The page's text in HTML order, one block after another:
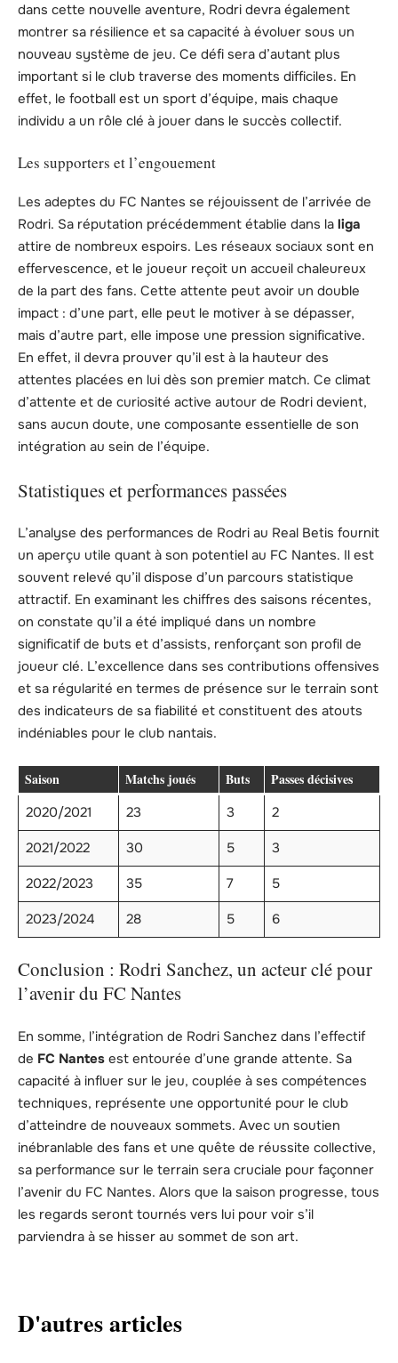
dans cette nouvelle aventure, Rodri devra également
montrer sa résilience et sa capacité à évoluer sous un
nouveau système de jeu. Ce défi sera d’autant plus
important si le club traverse des moments difficiles. En
effet, le football est un sport d’équipe, mais chaque
individu a un rôle clé à jouer dans le succès collectif.
Les supporters et l’engouement
Les adeptes du FC Nantes se réjouissent de l’arrivée de
Rodri. Sa réputation précédemment établie dans la liga
attire de nombreux espoirs. Les réseaux sociaux sont en
effervescence, et le joueur reçoit un accueil chaleureux
de la part des fans. Cette attente peut avoir un double
impact : d’une part, elle peut le motiver à se dépasser,
mais d’autre part, elle impose une pression significative.
En effet, il devra prouver qu’il est à la hauteur des
attentes placées en lui dès son premier match. Ce climat
d’attente et de curiosité active autour de Rodri devient,
sans aucun doute, une composante essentielle de son
intégration au sein de l’équipe.
Statistiques et performances passées
L’analyse des performances de Rodri au Real Betis fournit
un aperçu utile quant à son potentiel au FC Nantes. Il est
souvent relevé qu’il dispose d’un parcours statistique
attractif. En examinant les chiffres des saisons récentes,
on constate qu’il a été impliqué dans un nombre
significatif de buts et d’assists, renforçant son profil de
joueur clé. L’excellence dans ses contributions offensives
et sa régularité en termes de présence sur le terrain sont
des indicateurs de sa fiabilité et constituent des atouts
indéniables pour le club nantais.
Saison Matchs joués Buts Passes décisives
2020/2021 23 3
2
2021/2022
30 5
3
2022/2023
35 7
5
2023/2024
28 5 6
Conclusion : Rodri Sanchez, un acteur clé pour
l’avenir du FC Nantes
En somme, l’intégration de Rodri Sanchez dans l’effectif
de FC Nantes est entourée d’une grande attente. Sa
capacité à influer sur le jeu, couplée à ses compétences
techniques, représente une opportunité pour le club
d’atteindre de nouveaux sommets. Avec un soutien
inébranlable des fans et une quête de réussite collective,
sa performance sur le terrain sera cruciale pour façonner
l’avenir du FC Nantes. Alors que la saison progresse, tous
les regards seront tournés vers lui pour voir s’il
parviendra à se hisser au sommet de son art.
D'autres articles